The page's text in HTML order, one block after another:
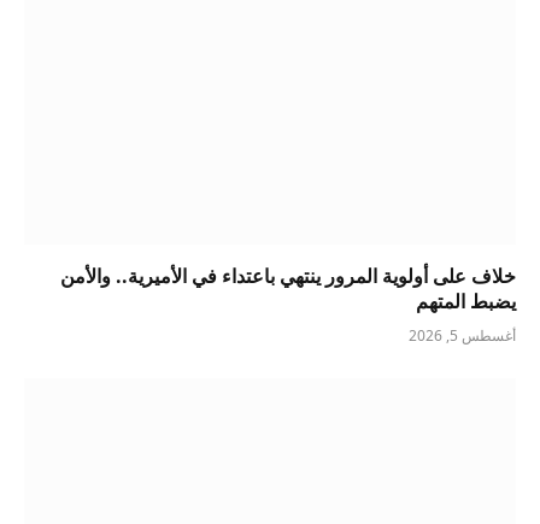
خلاف على أولوية المرور ينتهي باعتداء في الأميرية.. والأمن
يضبط المتهم
أغسطس 5, 2026